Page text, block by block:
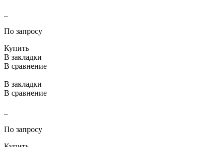
..
По запросу
Купить
В закладки
В сравнение
В закладки
В сравнение
..
По запросу